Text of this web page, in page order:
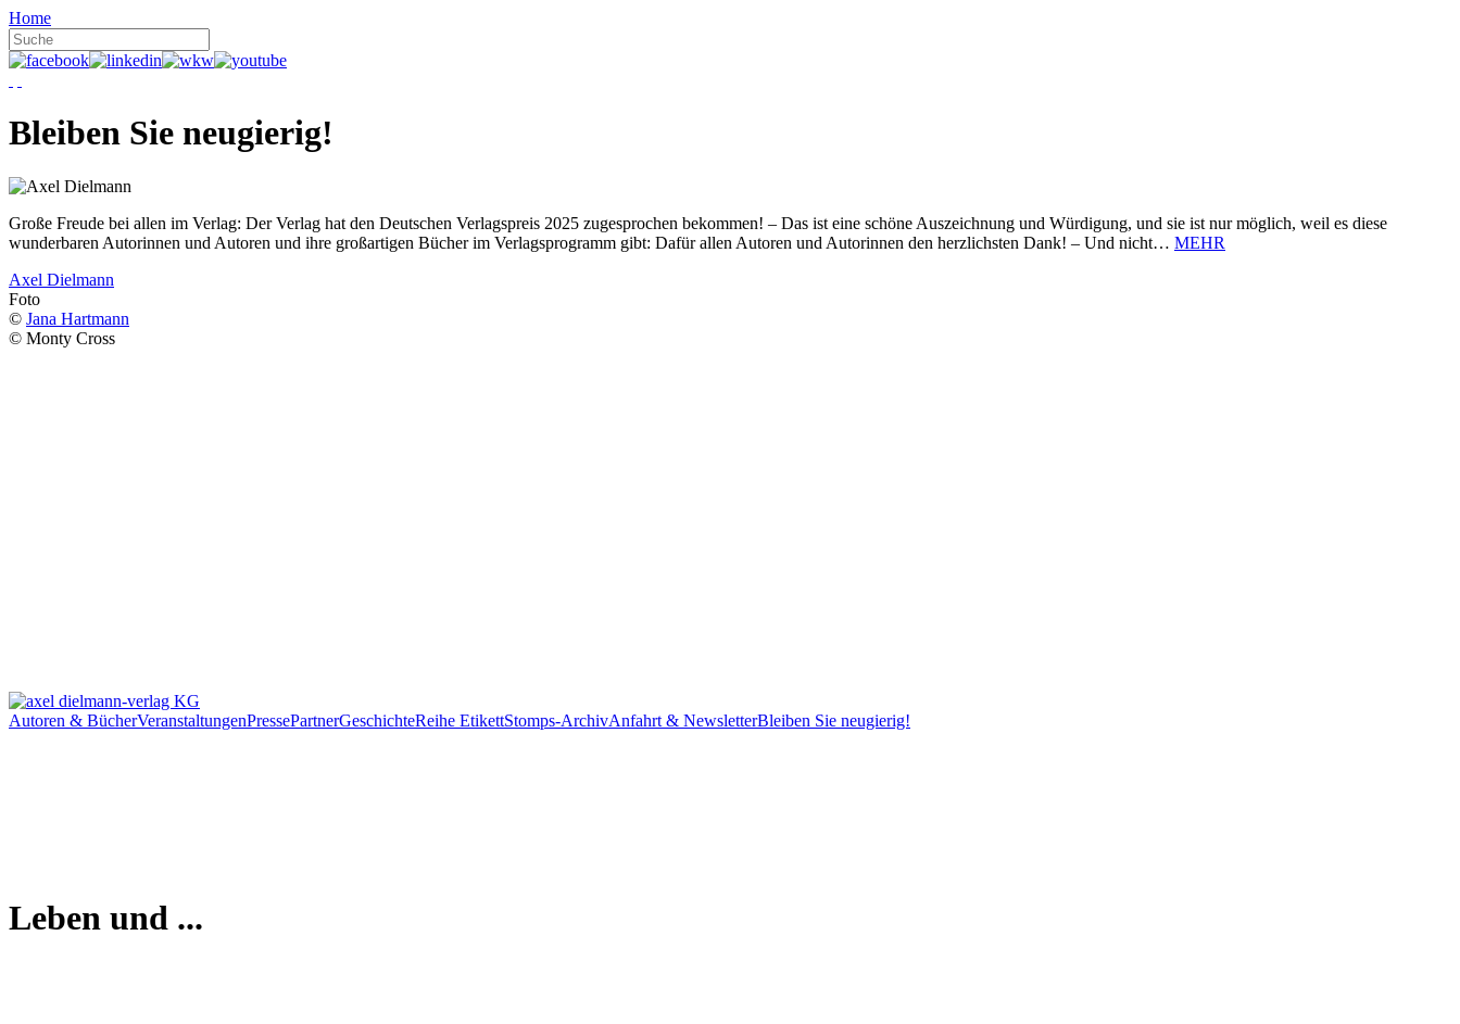
Home
Bleiben Sie neugierig!
Große Freude bei allen im Verlag: Der Verlag hat den Deutschen Verlagspreis 2025 zugesprochen bekommen! – Das ist eine schöne Auszeichnung und Würdigung, und sie ist nur möglich, weil es diese
wunderbaren Autorinnen und Autoren und ihre großartigen Bücher im Verlagsprogramm gibt: Dafür allen Autoren und Autorinnen den herzlichsten Dank! – Und nicht… MEHR
Axel Dielmann
Foto
© Jana Hartmann
© Monty Cross
Autoren & BücherVeranstaltungenPressePartnerGeschichteReihe EtikettStomps-ArchivAnfahrt & NewsletterBleiben Sie neugierig!
Leben und ...